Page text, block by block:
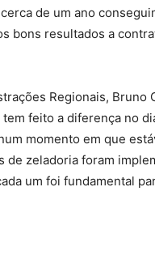
de um ano
bons resultados a
Regionais, Bruno
feito a diferença no
momento em que
de zeladoria foram
um foi fundamental